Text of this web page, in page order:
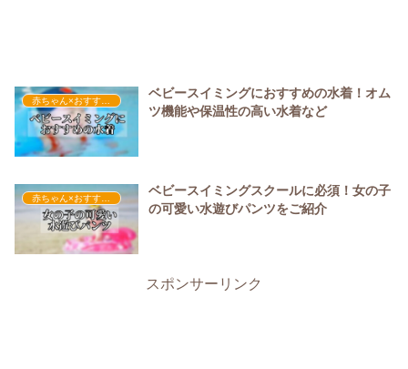
赤ちゃん×おすすめの服装
ベビースイミングにおすすめの水着！オム
ツ機能や保温性の高い水着など
ベビースイミングスクールに必須！女の子
の可愛い水遊びパンツをご紹介
スポンサーリンク